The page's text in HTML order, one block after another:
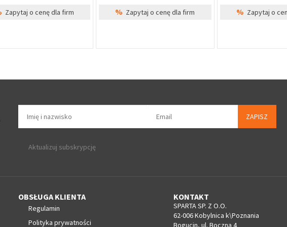
%Zapytaj o cenę dla firm Brak w magazynie Cena
ZAPISZ
Aktualizuj subskrypcję
OBSŁUGA KLIENTA
Regulamin
Polityka prywatności
KONTAKT
SPARTA SP. Z O.O.
62-006 Kobylnica k\Poznania
Bogucin, ul. Boczna 4